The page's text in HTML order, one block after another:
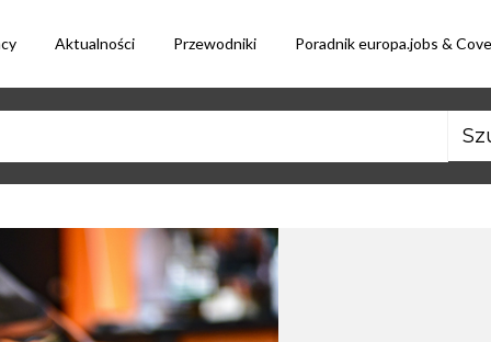
Aktualności Przewodniki Poradnik europa.jobs &